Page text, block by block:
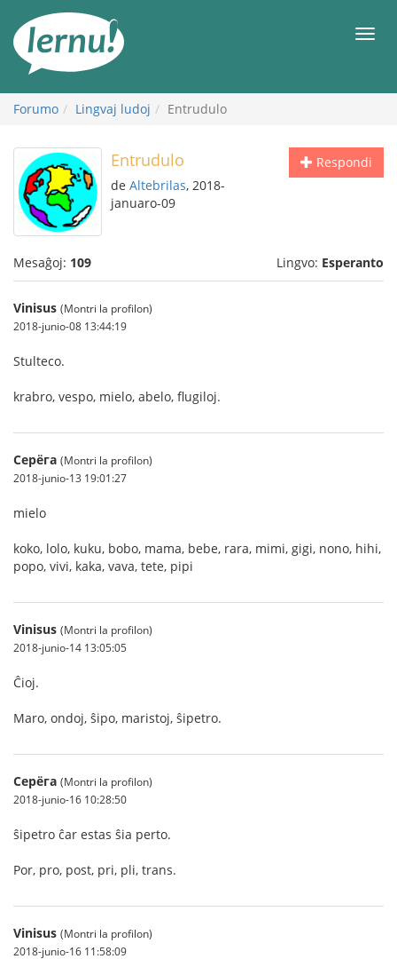
enhavo
Forumo Lingvaj ludoj Entrudulo
Respondi
Entrudulo
de Altebrilas, 2018-
januaro-09
Mesaĝoj: 109 Lingvo: Esperanto
Vinisus (Montri la profilon)
2018-junio-08 13:44:19
Stulteco.
krabro, vespo, mielo, abelo, flugiloj.
Серёга (Montri la profilon)
2018-junio-13 19:01:27
mielo
koko, lolo, kuku, bobo, mama, bebe, rara, mimi, gigi, nono, hihi,
popo, vivi, kaka, vava, tete, pipi
Vinisus (Montri la profilon)
2018-junio-14 13:05:05
Ĉioj.
Maro, ondoj, ŝipo, maristoj, ŝipetro.
Серёга (Montri la profilon)
2018-junio-16 10:28:50
ŝipetro ĉar estas ŝia perto.
Por, pro, post, pri, pli, trans.
Vinisus (Montri la profilon)
2018-junio-16 11:58:09